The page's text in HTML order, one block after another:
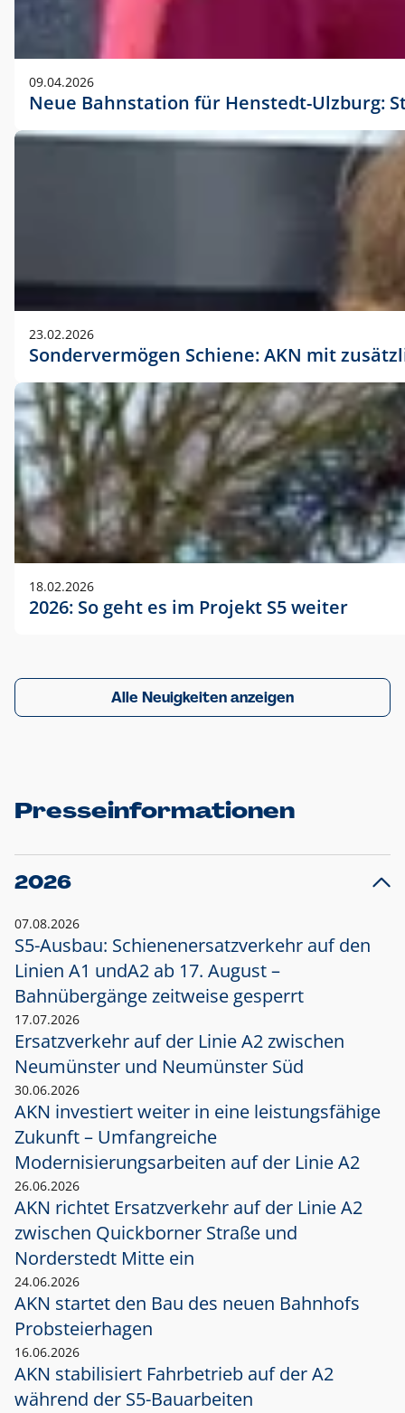
09.04.2026
Neue Bahnstation für Henstedt-Ulzburg:
23.02.2026
Sondervermögen Schiene: AKN mit
18.02.2026
2026: So geht es im Projekt S5 weiter
Alle Neuigkeiten anzeigen
Presseinformationen
2026
07.08.2026
S5-Ausbau: Schienenersatzverkehr auf den
Linien A1 undA2 ab 17. August –
Bahnübergänge zeitweise gesperrt
17.07.2026
Ersatzverkehr auf der Linie A2 zwischen
Neumünster und Neumünster Süd
30.06.2026
AKN investiert weiter in eine leistungsfähige
Zukunft – Umfangreiche
Modernisierungsarbeiten auf der Linie A2
26.06.2026
AKN richtet Ersatzverkehr auf der Linie A2
zwischen Quickborner Straße und
Norderstedt Mitte ein
24.06.2026
AKN startet den Bau des neuen Bahnhofs
Probsteierhagen
16.06.2026
AKN stabilisiert Fahrbetrieb auf der A2
während der S5-Bauarbeiten